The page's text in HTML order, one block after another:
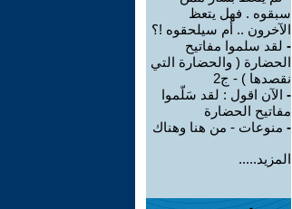
سبقوه . فهل يتعظ
الآخرون .. أم سيلحقوه !؟
- لقد سلموا مفاتيح
الحضارة ( والحضارة التي
نقصدها ) - ج2
- الآن اقول : لقد سَلّموا
مفاتيح الحضارة
- منوعات - من هنا وهناك
المزيد.....